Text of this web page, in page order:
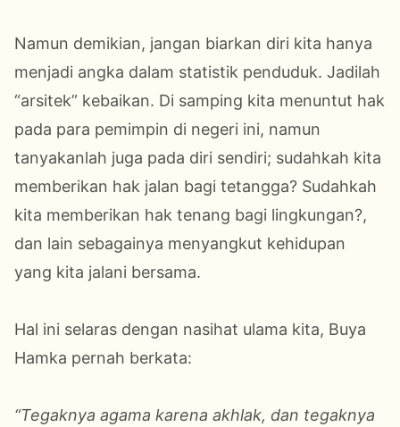
Namun demikian, jangan biarkan diri kita hanya
menjadi angka dalam statistik penduduk. Jadilah
“arsitek” kebaikan. Di samping kita menuntut hak
pada para pemimpin di negeri ini, namun
tanyakanlah juga pada diri sendiri; sudahkah kita
memberikan hak jalan bagi tetangga? Sudahkah
kita memberikan hak tenang bagi lingkungan?,
dan lain sebagainya menyangkut kehidupan
yang kita jalani bersama.
Hal ini selaras dengan nasihat ulama kita, Buya
Hamka pernah berkata:
“Tegaknya agama karena akhlak, dan tegaknya